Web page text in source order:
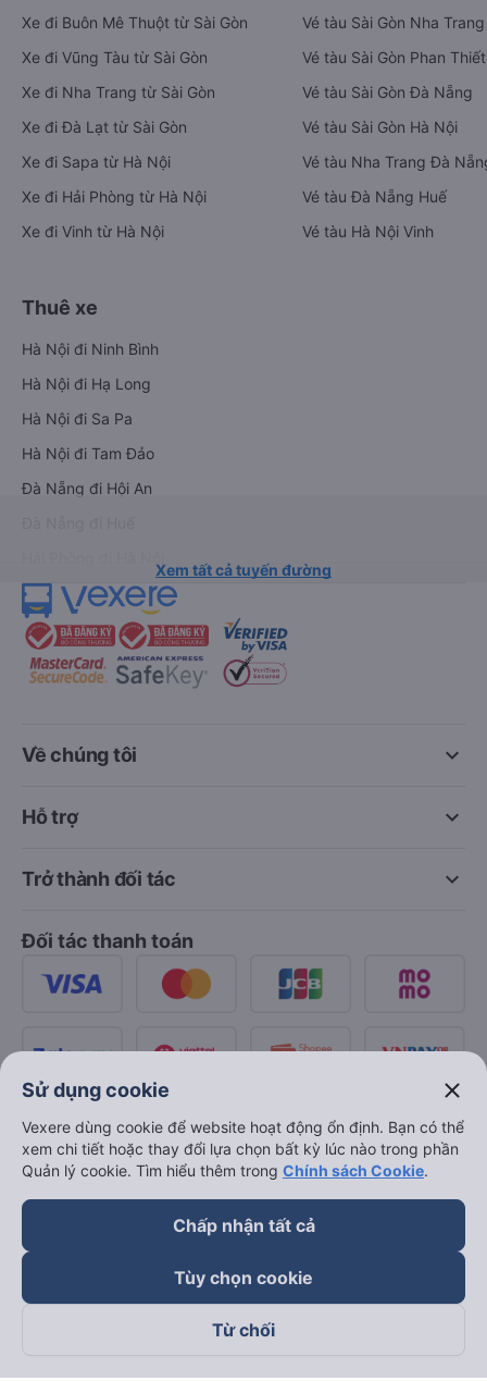
Xe đi Buôn Mê Thuột từ Sài Gòn
Xe đi Vũng Tàu từ Sài Gòn
Xe đi Nha Trang từ Sài Gòn
Xe đi Đà Lạt từ Sài Gòn
Xe đi Sapa từ Hà Nội
Xe đi Hải Phòng từ Hà Nội
Xe đi Vinh từ Hà Nội
Vé tàu Sài Gòn Nha Trang
Vé tàu Sài Gòn Phan Thiết
Vé tàu Sài Gòn Đà Nẵng
Vé tàu Sài Gòn Hà Nội
Vé tàu Nha Trang Đà
Vé tàu Đà Nẵng Huế
Vé tàu Hà Nội Vinh
Thuê xe
Hà Nội đi Ninh Bình
Hà Nội đi Hạ Long
Hà Nội đi Sa Pa
Hà Nội đi Tam Đảo
Đà Nẵng đi Hội An
Xem tất cả tuyến đường
keyboard_arrow_down
Về chúng tôi
keyboard_arrow_down
Hỗ trợ
keyboard_arrow_down
Trở thành đối tác
Đối tác thanh toán
Sử dụng cookie close
Vexere dùng cookie để website hoạt động ổn định. Bạn có thể
xem chi tiết hoặc thay đổi lựa chọn bất kỳ lúc nào trong phần
Quản lý cookie. Tìm hiểu thêm trong Chính sách Cookie.
Chấp nhận tất cả
Tùy chọn cookie
Từ chối